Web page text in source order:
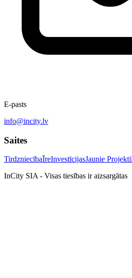
E-pasts
info@incity.lv
Saites
TirdzniecībaĪreInvestīcijasJaunie Projekti
InCity SIA - Visas tiesības ir aizsargātas